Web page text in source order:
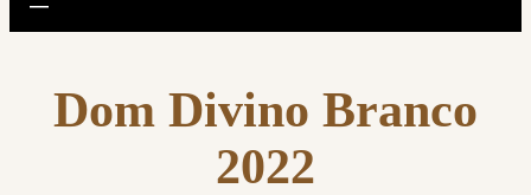
Dom Divino Branco
2022